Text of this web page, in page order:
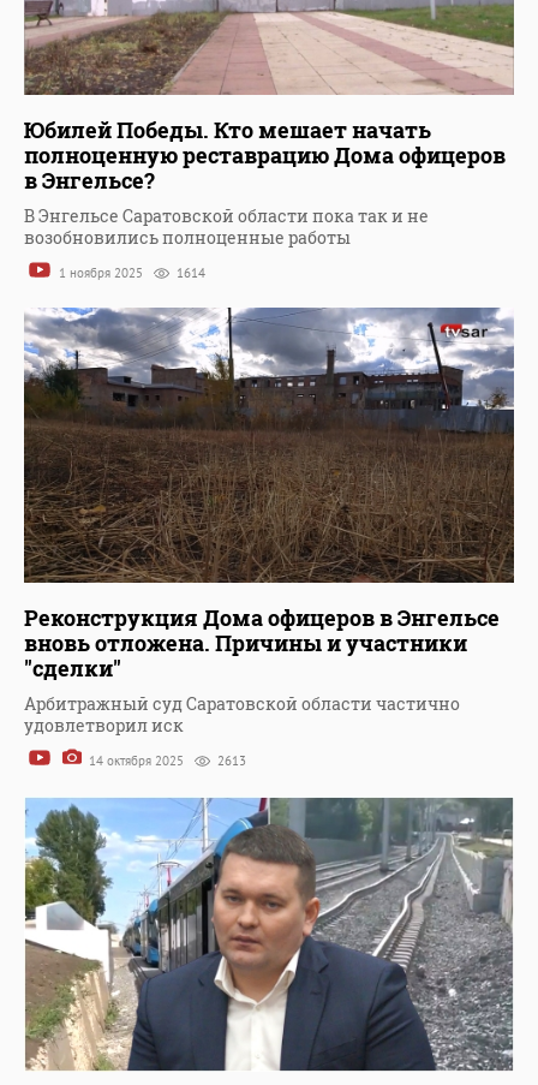
Юбилей Победы. Кто мешает начать
полноценную реставрацию Дома офицеров
в Энгельсе?
В Энгельсе Саратовской области пока так и не
возобновились полноценные работы
1 ноября 2025 1614
Реконструкция Дома офицеров в Энгельсе
вновь отложена. Причины и участники
"сделки"
Арбитражный суд Саратовской области частично
удовлетворил иск
14 октября 2025 2613